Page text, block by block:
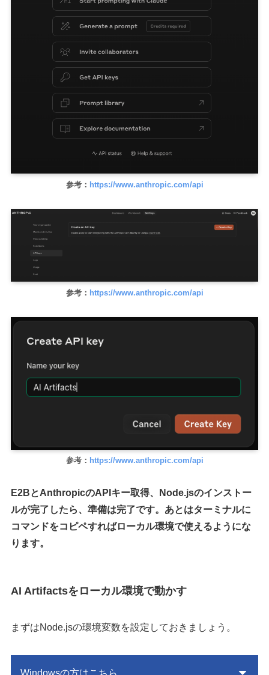
参考： https://www.anthropic.com/api
参考： https://www.anthropic.com/api
参考： https://www.anthropic.com/api
E2BとAnthropicのAPIキー取得、Node.jsのインストー
ルが完了したら、準備は完了です。あとはターミナルに
コマンドをコピペすればローカル環境で使えるようにな
ります。
AI Artifactsをローカル環境で動かす
まずはNode.jsの環境変数を設定しておきましょう。
Windowsの方はこちら